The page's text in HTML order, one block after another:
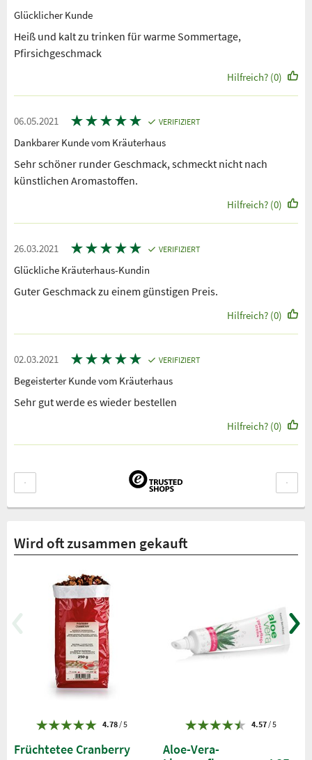
Glücklicher Kunde
Heiß und kalt zu trinken für warme Sommertage,
Pfirsichgeschmack
Hilfreich? (0)
06.05.2021 ★★★★★ VERIFIZIERT
Dankbarer Kunde vom Kräuterhaus
Sehr schöner runder Geschmack, schmeckt nicht nach
künstlichen Aromastoffen.
Hilfreich? (0)
26.03.2021 ★★★★★ VERIFIZIERT
Glückliche Kräuterhaus-Kundin
Guter Geschmack zu einem günstigen Preis.
Hilfreich? (0)
02.03.2021 ★★★★★ VERIFIZIERT
Begeisterter Kunde vom Kräuterhaus
Sehr gut werde es wieder bestellen
Hilfreich? (0)
Wird oft zusammen gekauft
4.78/ 5
Früchtetee Cranberry
4.57/ 5
Aloe-Vera-